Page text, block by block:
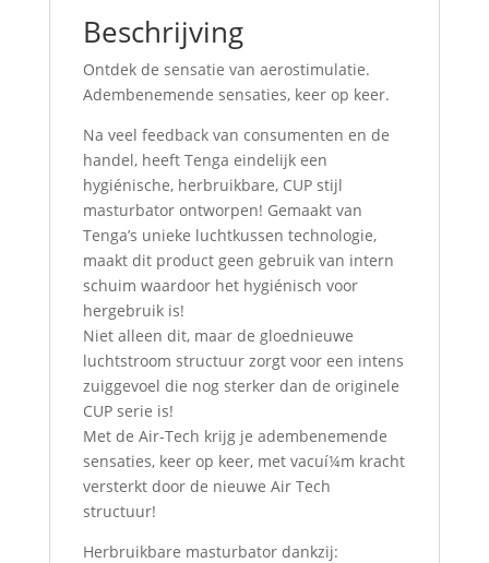
Beschrijving
Ontdek de sensatie van aerostimulatie.
Adembenemende sensaties, keer op keer.
Na veel feedback van consumenten en de
handel, heeft Tenga eindelijk een
hygiénische, herbruikbare, CUP stijl
masturbator ontworpen! Gemaakt van
Tenga’s unieke luchtkussen technologie,
maakt dit product geen gebruik van intern
schuim waardoor het hygiénisch voor
hergebruik is!
Niet alleen dit, maar de gloednieuwe
luchtstroom structuur zorgt voor een intens
zuiggevoel die nog sterker dan de originele
CUP serie is!
Met de Air-Tech krijg je adembenemende
sensaties, keer op keer, met vacuí¼m kracht
versterkt door de nieuwe Air Tech
structuur!
Herbruikbare masturbator dankzij: